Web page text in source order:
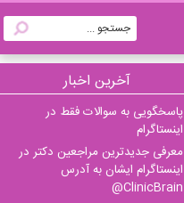
آخرين اخبار
پاسخگویی به سوالات فقط در
اینستاگرام
معرفی جدیدترین مراجعین دکتر در
اینستاگرام ایشان به آدرس
ClinicBrain@